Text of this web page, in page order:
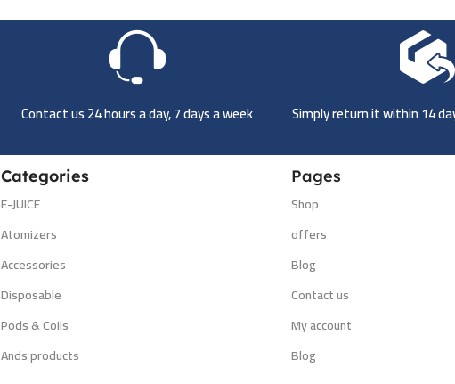
Contact us 24 hours a day, 7 days a week Simply return it within 14
Categories
E-JUICE
Atomizers
Accessories
Disposable
Pods & Coils
Ands products
Pages
Shop
offers
Blog
Contact us
My account
Blog